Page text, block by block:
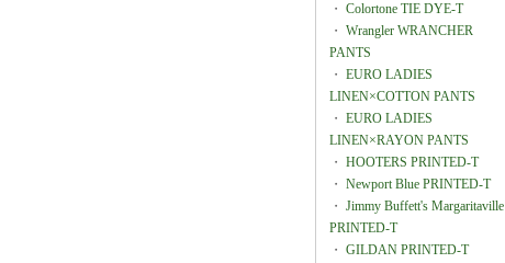
・ Colortone TIE DYE-T
・ Wrangler WRANCHER
PANTS
・ EURO LADIES
LINEN×COTTON PANTS
・ EURO LADIES
LINEN×RAYON PANTS
・ HOOTERS PRINTED-T
・ Newport Blue PRINTED-T
・ Jimmy Buffett's Margaritaville
PRINTED-T
・ GILDAN PRINTED-T